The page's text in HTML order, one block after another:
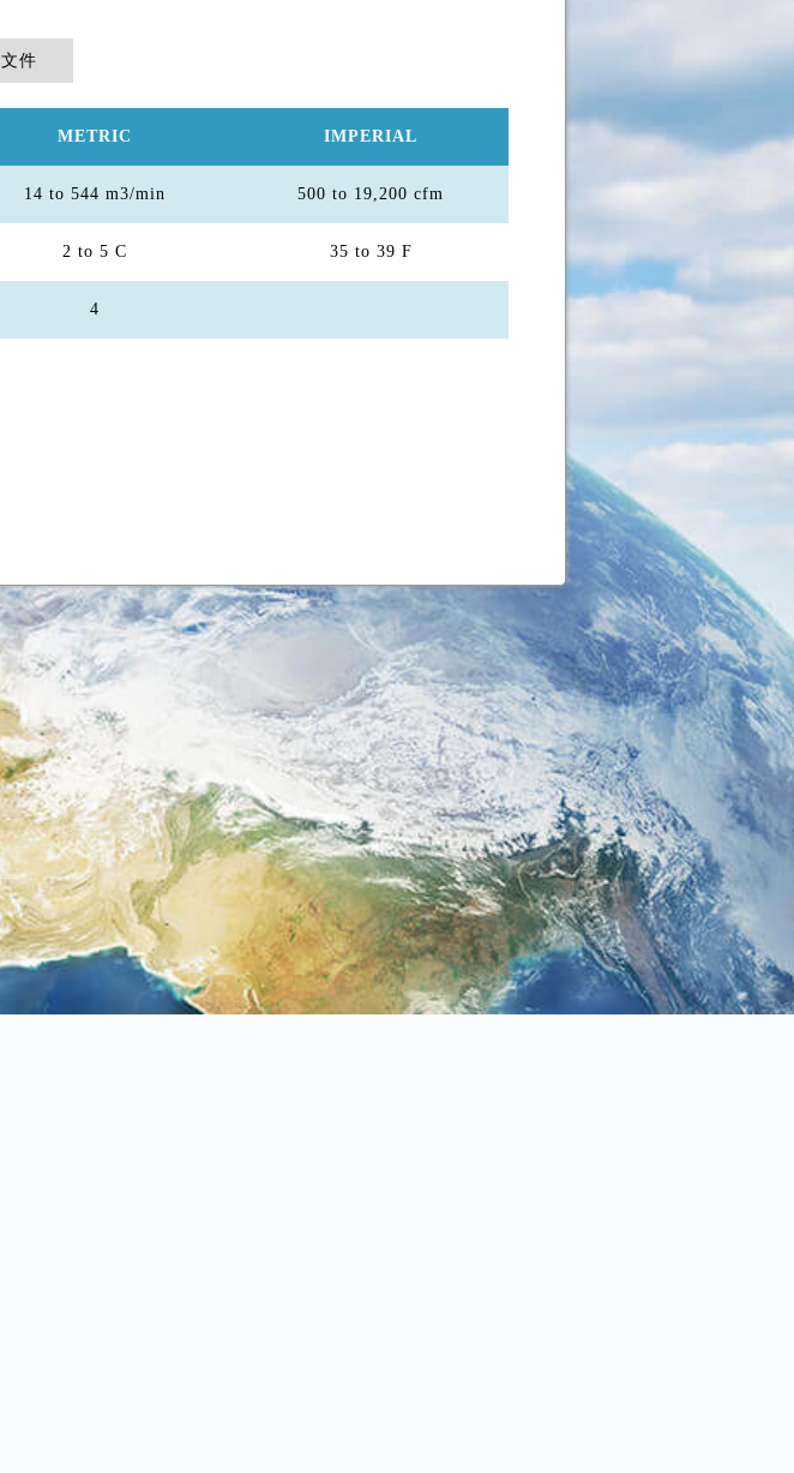
文件
METRIC IMPERIAL
14 to 544 m3/min 500 to 19,200 cfm
2 to 5 C 35 to 39 F
4